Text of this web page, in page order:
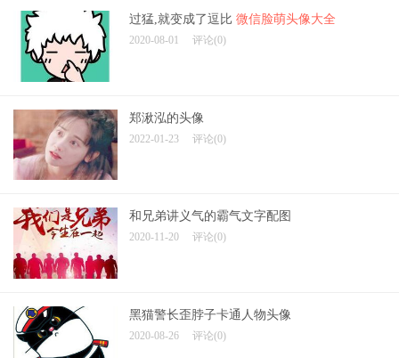
过猛,就变成了逗比 微信脸萌头像大全
2020-08-01 评论(0)
郑湫泓的头像
2022-01-23 评论(0)
和兄弟讲义气的霸气文字配图
2020-11-20 评论(0)
黑猫警长歪脖子卡通人物头像
2020-08-26 评论(0)